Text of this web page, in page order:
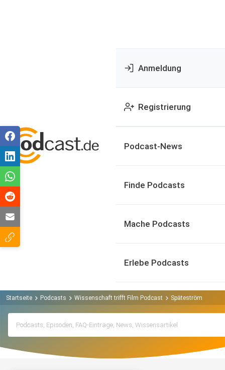
Anmeldung
Registrierung
Podcast-News
Finde Podcasts
Mache Podcasts
Erlebe Podcasts
Startseite Podcasts Wissenschaft trifft Film Podcast Späteströmische